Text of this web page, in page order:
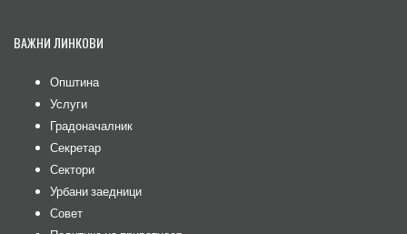
ВАЖНИ ЛИНКОВИ
Општина
Услуги
Градоначалник
Секретар
Сектори
Урбани заедници
Совет